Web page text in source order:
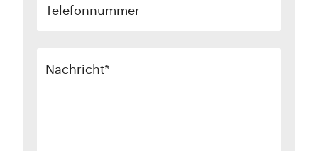
Telefonnummer
Nachricht